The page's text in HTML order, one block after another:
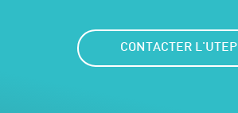
CONTACTER L'UTEP